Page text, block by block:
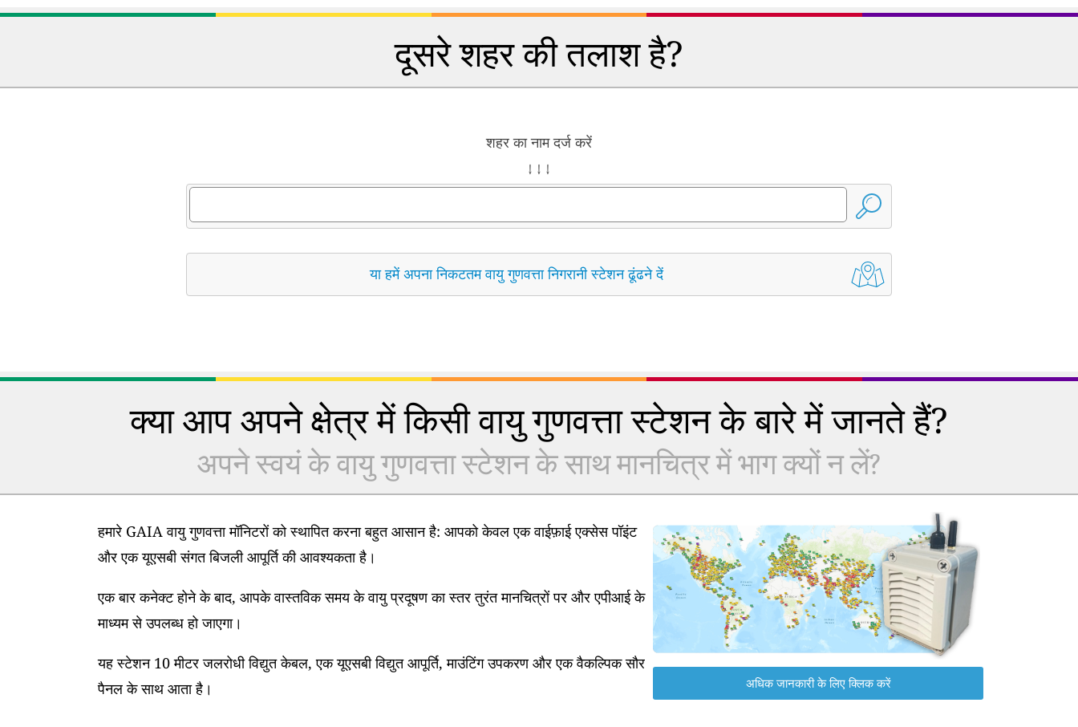
दूसरे शहर की तलाश है?
शहर का नाम दर्ज करें
↓ ↓ ↓
या हमें अपना निकटतम वायु गुणवत्ता निगरानी स्टेशन ढूंढने दें
क्या आप अपने क्षेत्र में किसी वायु गुणवत्ता स्टेशन के बारे में जानते हैं?
अपने स्वयं के वायु गुणवत्ता स्टेशन के साथ मानचित्र में भाग क्यों न लें?
हमारे GAIA वायु गुणवत्ता मॉनिटरों को स्थापित करना बहुत आसान है: आपको केवल एक वाईफ़ाई एक्सेस पॉइंट
और एक यूएसबी संगत बिजली आपूर्ति की आवश्यकता है।
एक बार कनेक्ट होने के बाद, आपके वास्तविक समय के वायु प्रदूषण का स्तर तुरंत मानचित्रों पर और एपीआई के
माध्यम से उपलब्ध हो जाएगा।
यह स्टेशन 10 मीटर जलरोधी विद्युत केबल, एक यूएसबी विद्युत आपूर्ति, माउंटिंग उपकरण और एक वैकल्पिक सौर
पैनल के साथ आता है।
अधिक जानकारी के लिए क्लिक करें